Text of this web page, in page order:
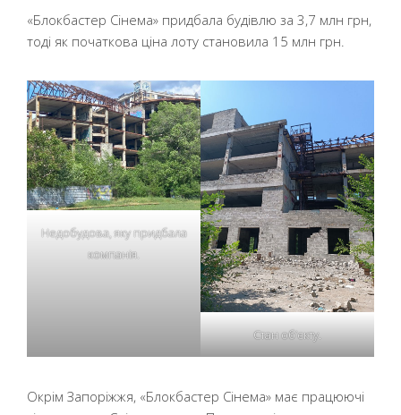
«Блокбастер Сінема» придбала будівлю за 3,7 млн грн,
тоді як початкова ціна лоту становила 15 млн грн.
Недобудова, яку придбала
компанія.
Стан об’єкту.
Окрім Запоріжжя, «Блокбастер Сінема» має працюючі